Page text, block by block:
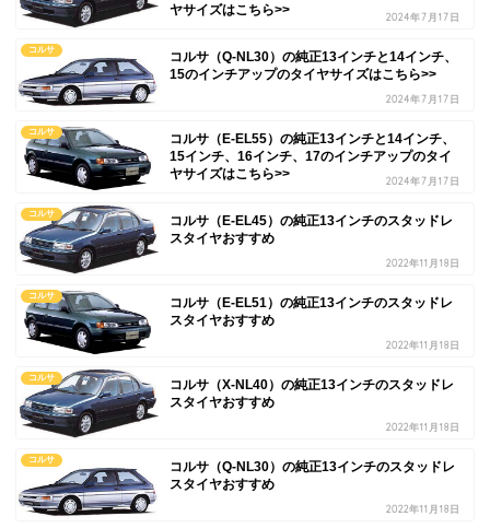
ヤサイズはこちら>>
2024年7月17日
コルサ
コルサ（Q-NL30）の純正13インチと14インチ、
15のインチアップのタイヤサイズはこちら>>
2024年7月17日
コルサ
コルサ（E-EL55）の純正13インチと14インチ、
15インチ、16インチ、17のインチアップのタイ
ヤサイズはこちら>>
2024年7月17日
コルサ
コルサ（E-EL45）の純正13インチのスタッドレ
スタイヤおすすめ
2022年11月18日
コルサ
コルサ（E-EL51）の純正13インチのスタッドレ
スタイヤおすすめ
2022年11月18日
コルサ
コルサ（X-NL40）の純正13インチのスタッドレ
スタイヤおすすめ
2022年11月18日
コルサ
コルサ（Q-NL30）の純正13インチのスタッドレ
スタイヤおすすめ
2022年11月18日